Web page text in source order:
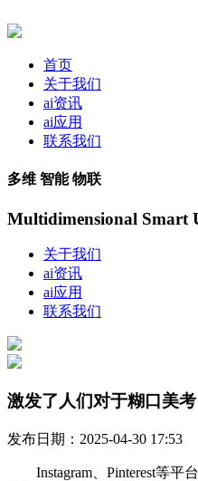
首页
关于我们
ai资讯
ai应用
联系我们
多维 智能 物联
Multidimensional Smart
关于我们
ai资讯
ai应用
联系我们
激发了人们对于糊口美考
发布日期：2025-04-30 17:53
Instagram、Pinterest等平